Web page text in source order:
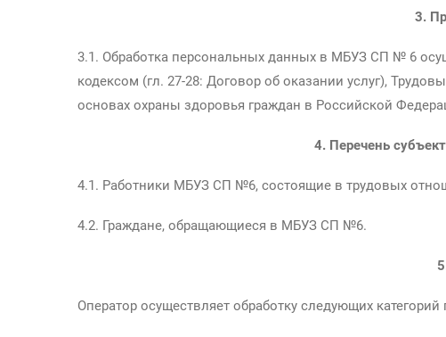
3.
3.1. Обработка персональных данных в МБУЗ СП № 6
кодексом (гл. 27-28: Договор об оказании услуг),
основах охраны здоровья граждан в Российской
4. Перечень
4.1. Работники МБУЗ СП №6, состоящие в трудовых
4.2. Граждане, обращающиеся в МБУЗ СП №6.
Оператор осуществляет обработку следующих